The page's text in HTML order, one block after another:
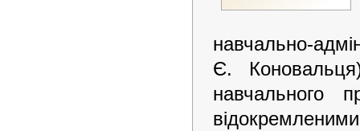
навчально-
Є.
навчального